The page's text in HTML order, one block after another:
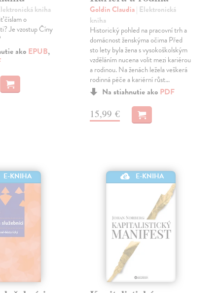
kniha
číslam o
Je vzostup Číny
ako EPUB,
Goldin Claudia| Elektronická
kniha
Historický pohled na pracovní trh a
domácnost ženskýma očima Před
sto lety byla žena s vysokoškolským
vzděláním nucena volit mezi kariérou
a rodinou. Na ženách ležela veškerá
rodinná péče a kariérní růst…
Na stiahnutie ako PDF
15,99 €
E-KNIHA E-KNIHA